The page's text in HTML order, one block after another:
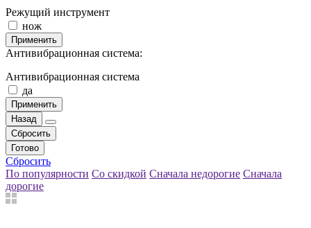
Режущий инструмент
нож
Применить
Антивибрационная система:
Антивибрационная система
да
Применить
Назад
Сбросить
Готово
Сбросить
По популярности Со скидкой Сначала недорогие Сначала
дорогие